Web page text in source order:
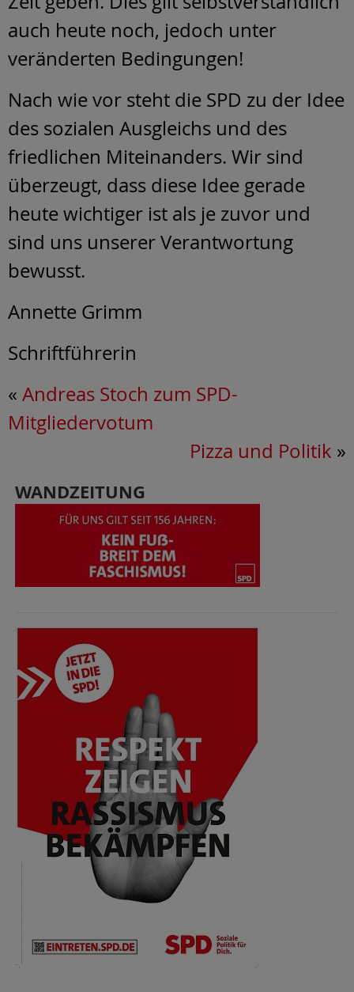
auch heute noch, jedoch unter
veränderten Bedingungen!
Nach wie vor steht die SPD zu der Idee
des sozialen Ausgleichs und des
friedlichen Miteinanders. Wir sind
überzeugt, dass diese Idee gerade
heute wichtiger ist als je zuvor und
sind uns unserer Verantwortung
bewusst.
Annette Grimm
Schriftführerin
« Andreas Stoch zum SPD-
Mitgliedervotum
Pizza und Politik »
WANDZEITUNG